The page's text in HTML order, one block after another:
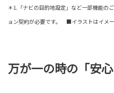
＊1.「ナビの目的地設定」など一部機能の
ョン契約が必要です。 ■イラストはイメー
万が一の時の「安心